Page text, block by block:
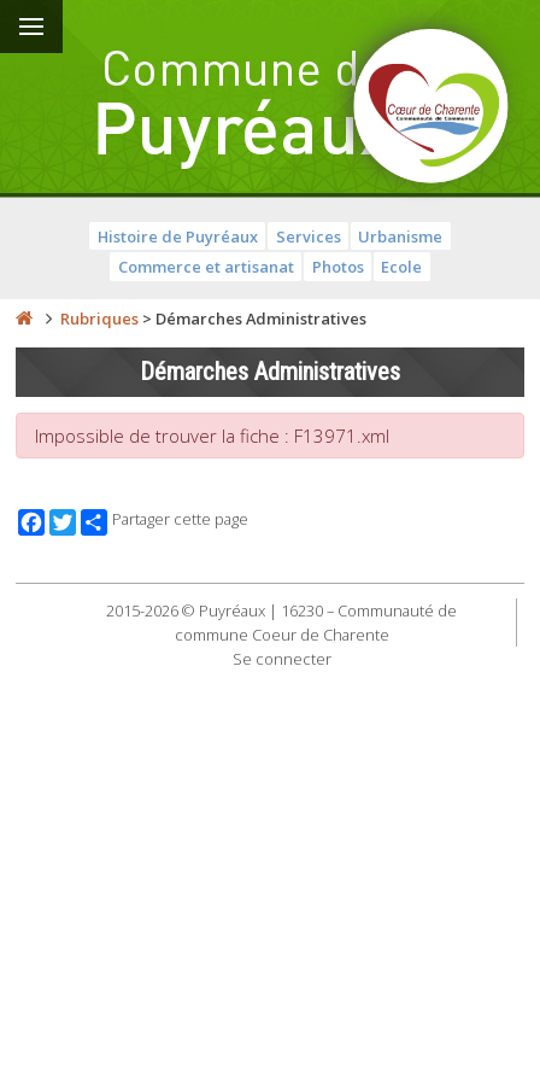
Histoire de Puyréaux Services
Urbanisme
Commerce et artisanat
Photos Ecole
Rubriques > Démarches Administratives
Démarches Administratives
Impossible de trouver la fiche : F13971.xml
Facebook
TwitterPartager cette page
2015-2026 © Puyréaux | 16230 – Communauté de
commune Coeur de Charente
Se connecter